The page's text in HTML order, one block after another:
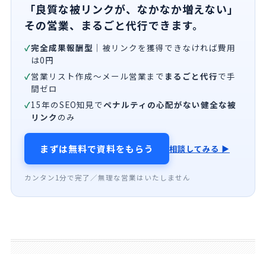
「良質な被リンクが、なかなか増えない」
その営業、まるごと代行できます。
✓完全成果報酬型 ｜被リンクを獲得できなければ費用
は0円
✓営業リスト作成〜メール営業まで まるごと代行で手
間ゼロ
✓15年のSEO知見でペナルティの心配がない健全な被
リンク のみ
まずは無料で資料をもらう 相談してみる ▶
カンタン1分で完了／無理な営業はいたしません